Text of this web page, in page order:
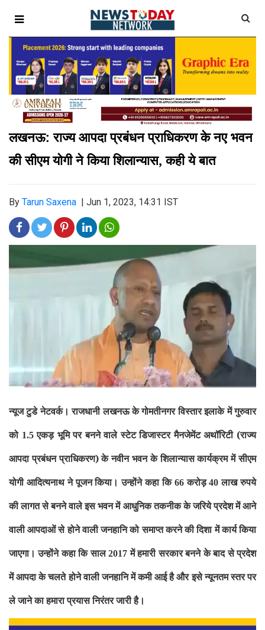
लखनऊ: राज्य आपदा प्रबंधन प्राधिकरण के नए भवन
की सीएम योगी ने किया शिलान्यास, कही ये बात
By Tarun Saxena Jun 1, 2023, 14:31 IST
न्यूज टुडे नेटवर्क।राजधानीलखनऊके गोमतीनगर विस्तार इलाके में गुरुवार
को 1.5एकड़ भूमि पर बनने वाले स्टेट डिजास्टर मैनजेमेंट अथॉरिटी (राज्य
आपदा प्रबंधन प्राधिकरण) के नवीन भवन के शिलान्यास कार्यक्रम में सीएम
योगी आदित्यनाथ ने पूजन किया। उन्होंने कहा कि 66करोड़40लाख रुपये
की लागत से बनने वाले इस भवन में आधुनिक तकनीकके जरिये प्रदेश में आने
वाली आपदाओं से होने वाली जनहानि को समाप्त करनेकी दिशा में कार्य किया
जाएगा। उन्होंने कहा कि साल2017में हमारी सरकार बनने के बाद से प्रदेश
में आपदा के चलते होने वाली जनहानि में कमी आई है औरइसे न्यूनतम स्तर पर
ले जाने का हमारा प्रयास निरंतर जारी है।